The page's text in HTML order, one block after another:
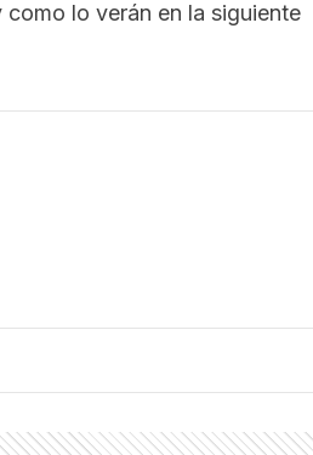
lo verán en la siguiente